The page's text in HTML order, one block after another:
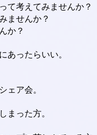
て考えてみませんか？
ませんか？
か？
あったらいい。
ェア会。
まった方。